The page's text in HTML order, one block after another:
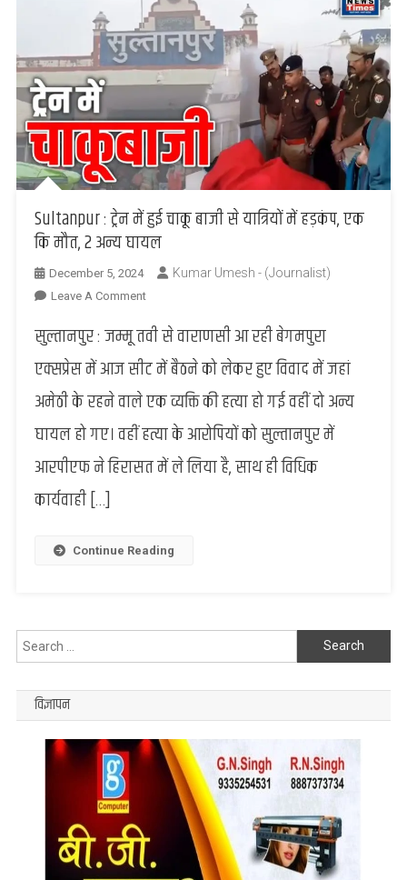
Sultanpur : ट्रेन में हुई चाकू बाजी से यात्रियों में हड़कंप, एक
कि मौत, 2 अन्य घायल
December 5, 2024 Kumar Umesh - (Journalist)
Leave A CommentOn
:
ट्रेन
में
हुई
बाजी
से
एक
अन्य
सुल्तानपुर : जम्मू तवी से वाराणसी आ रही बेगमपुरा
एक्सप्रेस में आज सीट में बैठने को लेकर हुए विवाद में जहां
अमेठी के रहने वाले एक व्यक्ति की हत्या हो गई वहीं दो अन्य
घायल हो गए। वहीं हत्या के आरोपियों को सुल्तानपुर में
आरपीएफ ने हिरासत में ले लिया है, साथ ही विधिक
कार्यवाही […]
Continue Reading
Search
for:
विज्ञापन